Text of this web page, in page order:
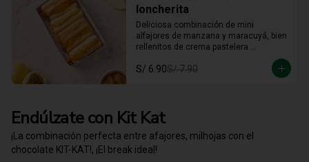
loncherita
Deliciosa combinación de mini
alfajores de manzana y maracuyá, bien
rellenitos de crema pastelera
crema de maracuyá... Irresistible!!
S/ 6.90S/ 7.90
Endúlzate con Kit Kat
¡La combinación perfecta entre afajores, milhojas con el
chocolate KIT-KAT!, ¡El break ideal!